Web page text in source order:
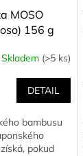
MOSO
156 g
Skladem (>5 ks)
DETAIL
bambusu
pokud